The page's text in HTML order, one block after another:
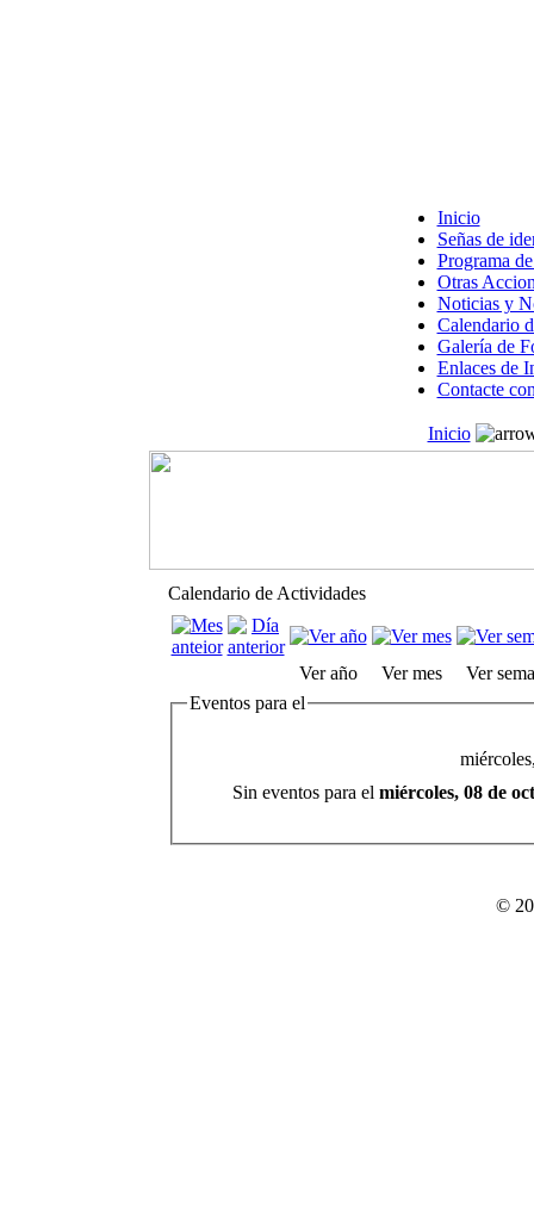
Inicio
Señas de
Programa
Otras
Noticias y
Calendario
Galería de
Enlaces de
Contacte
Inicio
Calendario de Actividades
Ver año Ver mes
Ver
Eventos para el
Sin eventos para el miércoles, 08 de
©